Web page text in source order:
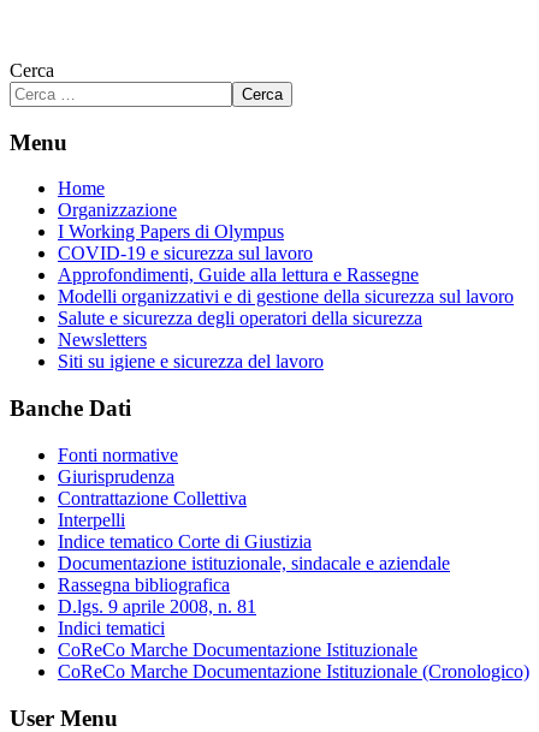
Cerca
Cerca
Menu
Home
Organizzazione
I Working Papers di Olympus
COVID-19 e sicurezza sul lavoro
Approfondimenti, Guide alla lettura e Rassegne
Modelli organizzativi e di gestione della sicurezza sul lavoro
Salute e sicurezza degli operatori della sicurezza
Newsletters
Siti su igiene e sicurezza del lavoro
Banche Dati
Fonti normative
Giurisprudenza
Contrattazione Collettiva
Interpelli
Indice tematico Corte di Giustizia
Documentazione istituzionale, sindacale e aziendale
Rassegna bibliografica
D.lgs. 9 aprile 2008, n. 81
Indici tematici
CoReCo Marche Documentazione Istituzionale
CoReCo Marche Documentazione Istituzionale (Cronologico)
User Menu